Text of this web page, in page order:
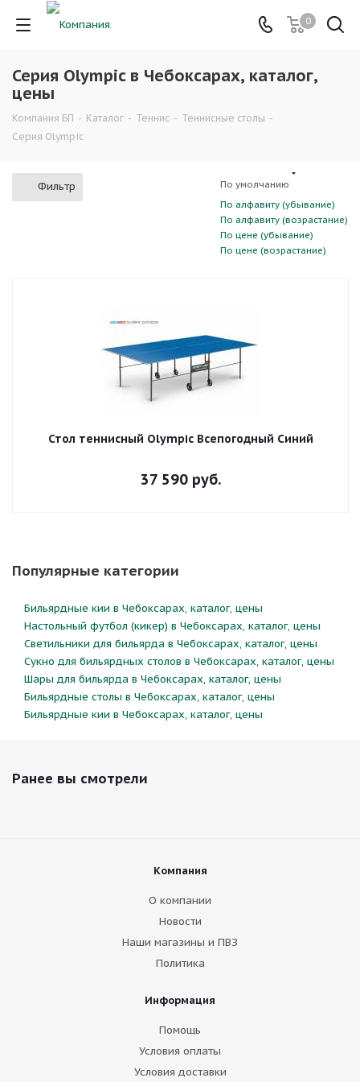
0
Серия Olympic в Чебоксарах, каталог,
цены
Компания БП - Каталог - Теннис - Теннисные столы -
Серия Olympic
Фильтр
По умолчанию
По алфавиту (убывание)
По алфавиту (возрастание)
По цене (убывание)
По цене (возрастание)
Стол теннисный Olympic Всепогодный Синий
37 590 руб.
Популярные категории
Бильярдные кии в Чебоксарах, каталог, цены
Настольный футбол (кикер) в Чебоксарах, каталог, цены
Светильники для бильярда в Чебоксарах, каталог, цены
Сукно для бильярдных столов в Чебоксарах, каталог, цены
Шары для бильярда в Чебоксарах, каталог, цены
Бильярдные столы в Чебоксарах, каталог, цены
Бильярдные кии в Чебоксарах, каталог, цены
Ранее вы смотрели
Компания
О компании
Новости
Наши магазины и ПВЗ
Политика
Информация
Помощь
Условия оплаты
Условия доставки